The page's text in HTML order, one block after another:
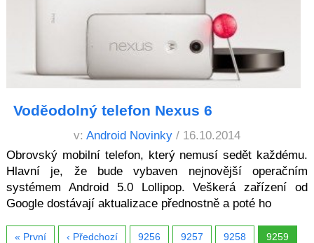
Voděodolný telefon Nexus 6
v: Android Novinky / 16.10.2014
Obrovský mobilní telefon, který nemusí sedět každému.
Hlavní je, že bude vybaven nejnovější operačním
systémem Android 5.0 Lollipop. Veškerá zařízení od
Google dostávají aktualizace přednostně a poté ho
« První ‹ Předchozí 9256 9257 9258 9259